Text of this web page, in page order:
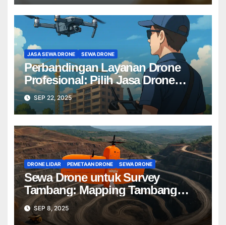
JASA SEWA DRONE SEWA DRONE
Perbandingan Layanan Drone
Profesional: Pilih Jasa Drone
Terbaik untuk Proyek Anda
SEP 22, 2025
DRONE LIDAR PEMETAAN DRONE SEWA DRONE
Sewa Drone untuk Survey
Tambang: Mapping Tambang
Profesional Lebih Cepat & Akurat
SEP 8, 2025